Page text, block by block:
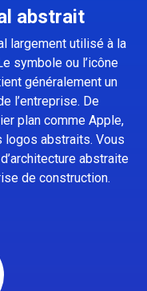
abstrait
largement utilisé à la
symbole ou l’icône
généralement un
l’entreprise. De
plan comme Apple,
logos abstraits. Vous
abstraite
de construction.